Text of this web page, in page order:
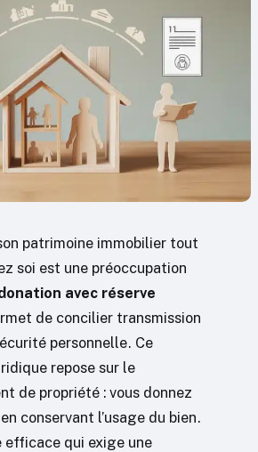
patrimoine immobilier tout
soi est une préoccupation
avec réserve
de concilier transmission
personnelle. Ce
repose sur le
de propriété : vous donnez
conservant l’usage du bien.
efficace qui exige une